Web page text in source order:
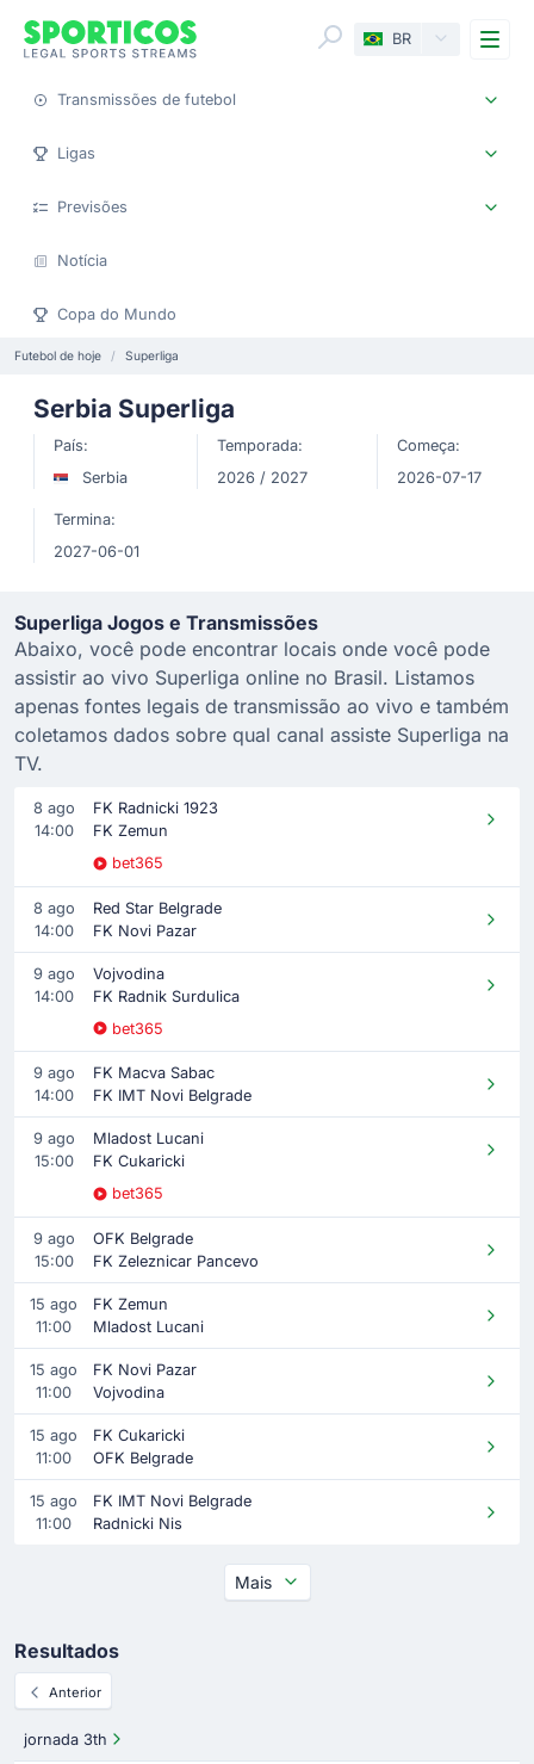
BR
Transmissões de futebol
Ligas
Previsões
Notícia
Copa do Mundo
Futebol de hoje Superliga
Serbia Superliga
País:
Serbia
Temporada:
2026 / 2027
Começa:
2026-07-17
Termina:
2027-06-01
Superliga Jogos e Transmissões
Abaixo, você pode encontrar locais onde você pode
assistir ao vivo Superliga online no Brasil. Listamos
apenas fontes legais de transmissão ao vivo e também
coletamos dados sobre qual canal assiste Superliga na
TV.
8 ago
14:00
FK Radnicki 1923
FK Zemun
bet365
8 ago
14:00
Red Star Belgrade
FK Novi Pazar
9 ago
14:00
Vojvodina
FK Radnik Surdulica
bet365
9 ago
14:00
FK Macva Sabac
FK IMT Novi Belgrade
9 ago
15:00
Mladost Lucani
FK Cukaricki
bet365
9 ago
15:00
OFK Belgrade
FK Zeleznicar Pancevo
15 ago
11:00
FK Zemun
Mladost Lucani
15 ago
11:00
FK Novi Pazar
Vojvodina
15 ago
11:00
FK Cukaricki
OFK Belgrade
15 ago
11:00
FK IMT Novi Belgrade
Radnicki Nis
Mais
Resultados
Anterior
jornada 3th